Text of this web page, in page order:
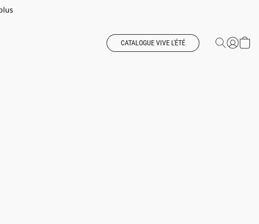
CATALOGUE VIVE L'ÉTÉ